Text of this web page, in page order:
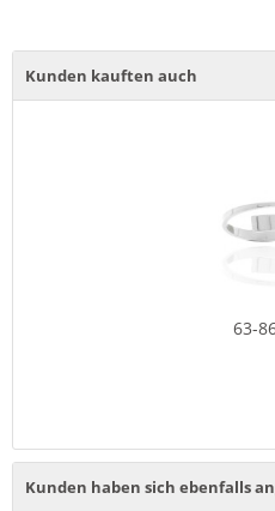
Kunden kauften auch
63-
Kunden haben sich ebenfalls